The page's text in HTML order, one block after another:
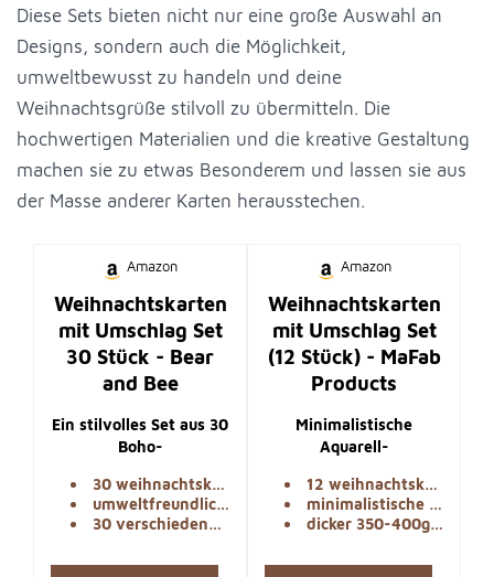
Diese Sets bieten nicht nur eine große Auswahl an
Designs, sondern auch die Möglichkeit,
umweltbewusst zu handeln und deine
Weihnachtsgrüße stilvoll zu übermitteln. Die
hochwertigen Materialien und die kreative Gestaltung
machen sie zu etwas Besonderem und lassen sie aus
der Masse anderer Karten herausstechen.
Amazon
Weihnachtskarten
mit Umschlag Set
30 Stück - Bear
and Bee
Ein stilvolles Set aus 30
Boho-
Umschlägen. Die
Karten sind aus
recycelbarem Papier
30 weihnachtskarten mit umschlägen
umweltfreundliche materialien
30 verschiedene motive
Amazon
Weihnachtskarten
mit Umschlag Set
(12 Stück) - MaFab
Products
Minimalistische
Aquarell-
dickem Papier mit
Kraftpapierumschlägen.
Ideal für persönliche
12 weihnachtskarten mit umschlägen
minimalistische aquarell-designs
dicker 350-400g/qm karton